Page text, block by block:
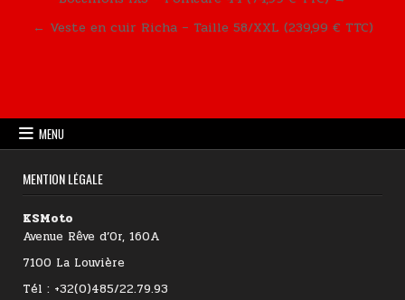
← Veste en cuir Richa – Taille 58/XXL (239,99 € TTC)
MENU
MENTION LÉGALE
KSMoto
Avenue Rêve d’Or, 160A
7100 La Louvière
Tél : +32(0)485/22.79.93